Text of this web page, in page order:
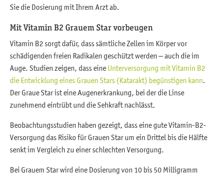
Sie die Dosierung mit Ihrem Arzt ab.
Mit Vitamin B2 Grauem Star vorbeugen
Vitamin B2 sorgt dafür, dass sämtliche Zellen im Körper vor
schädigenden freien Radikalen geschützt werden – auch die im
Auge. Studien zeigen, dass eine Unterversorgung mit Vitamin B2
die Entwicklung eines Grauen Stars (Katarakt) begünstigen kann.
Der Graue Star ist eine Augenerkrankung, bei der die Linse
zunehmend eintrübt und die Sehkraft nachlässt.
Beobachtungsstudien haben gezeigt, dass eine gute Vitamin-B2-
Versorgung das Risiko für Grauen Star um ein Drittel bis die Hälfte
senkt im Vergleich zu einer schlechten Versorgung.
Bei Grauem Star wird eine Dosierung von 10 bis 50 Milligramm